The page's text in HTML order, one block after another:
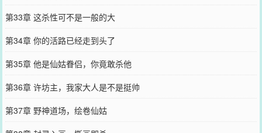
第33章 这杀性可不是一般的大
第34章 你的活路已经走到头了
第35章 他是仙姑眷侣，你竟敢杀他
第36章 许坊主，我家大人是不是挺帅
第37章 野神道场，绘卷仙姑